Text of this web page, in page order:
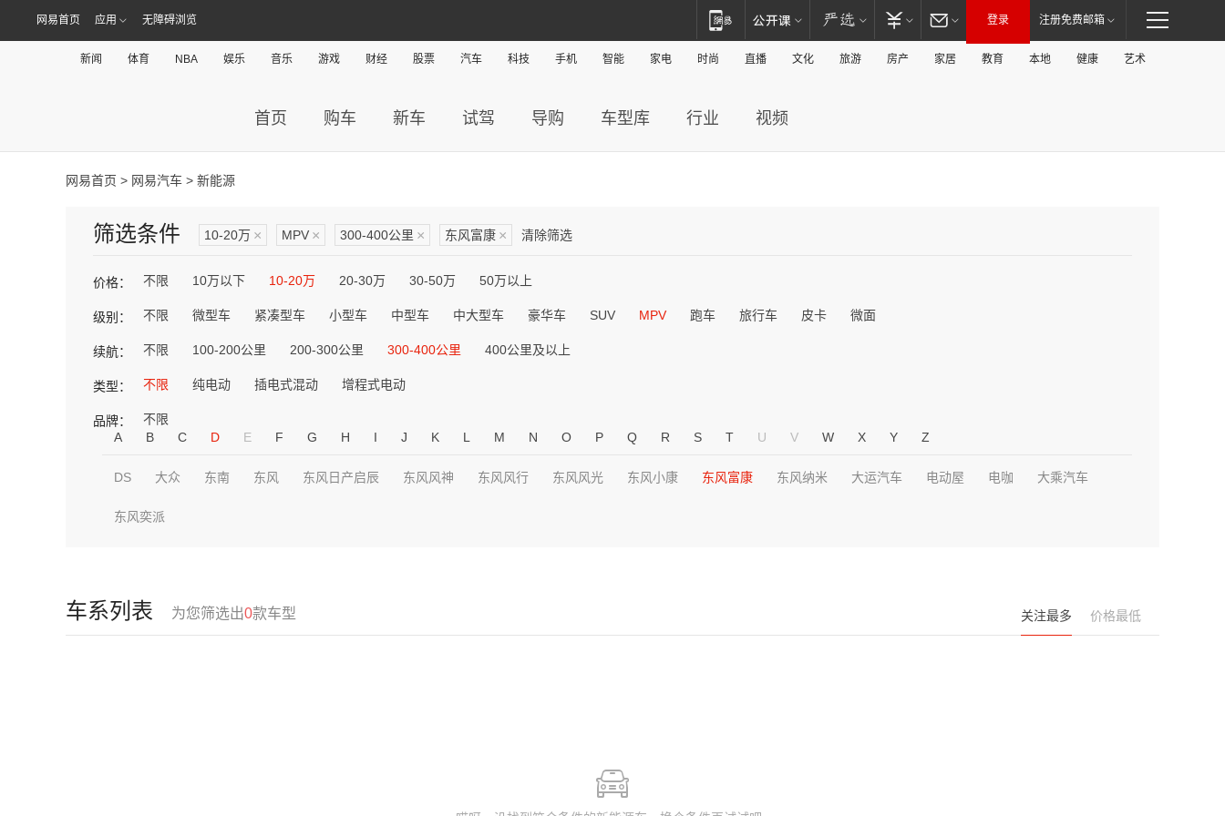
网易首页 应用 无障碍浏览 登录 注册免费邮箱
新闻 体育 NBA 娱乐 音乐 游戏 财经 股票 汽车 科技 手机 智能 家电 时尚 直播 文化 旅游 房产 家居 教育 本地 健康 艺术
首页 购车 新车 试驾 导购 车型库 行业 视频
网易首页 > 网易汽车 > 新能源
筛选条件 10-20万 × MPV × 300-400公里 × 东风富康 × 清除筛选
价格： 不限 10万以下 10-20万 20-30万 30-50万 50万以上
级别： 不限 微型车 紧凑型车 小型车 中型车 中大型车 豪华车 SUV MPV 跑车 旅行车 皮卡 微面
续航： 不限 100-200公里 200-300公里 300-400公里 400公里及以上
类型： 不限 纯电动 插电式混动 增程式电动
品牌：
不限
A
B C D E F G H I J K L M N O P Q R S T U V W X Y Z
DS 大众 东南 东风 东风日产启辰 东风风神 东风风行 东风风光 东风小康 东风富康 东风纳米 大运汽车 电动屋 电咖 大乘汽车
东风奕派
车系列表 为您筛选出0款车型 关注最多 价格最低